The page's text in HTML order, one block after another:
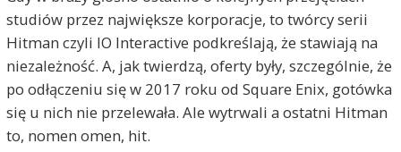
studiów przez największe korporacje, to twórcy serii
Hitman czyli IO Interactive podkreślają, że stawiają na
niezależność. A, jak twierdzą, oferty były, szczególnie, że
po odłączeniu się w 2017 roku od Square Enix, gotówka
się u nich nie przelewała. Ale wytrwali a ostatni Hitman
to, nomen omen, hit.